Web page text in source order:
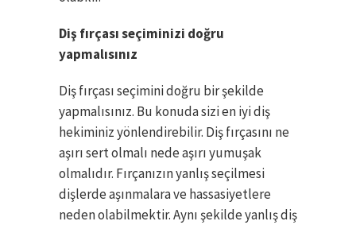
Diş fırçası seçiminizi doğru
yapmalısınız
Diş fırçası seçimini doğru bir şekilde
yapmalısınız. Bu konuda sizi en iyi diş
hekiminiz yönlendirebilir. Diş fırçasını ne
aşırı sert olmalı nede aşırı yumuşak
olmalıdır. Fırçanızın yanlış seçilmesi
dişlerde aşınmalara ve hassasiyetlere
neden olabilmektir. Aynı şekilde yanlış diş